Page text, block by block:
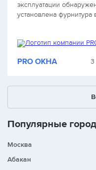
эксплуатации
установлена фурнитура
зимой, цветы на окне
PRO ОКНА 3
Популярные
Москва
Абакан